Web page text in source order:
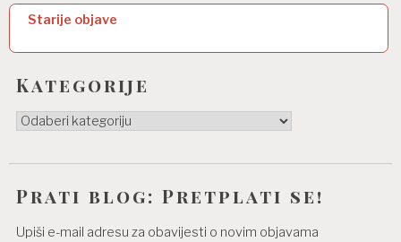
N
a
v
i
g
a
c
i
Starije objave
Kategorije
Kategorije
Prati blog: Pretplati se!
Upiši e-mail adresu za obavijesti o novim objavama